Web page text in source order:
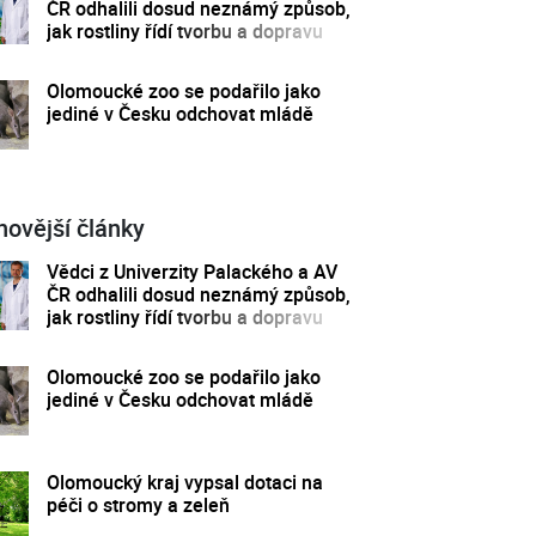
ČR odhalili dosud neznámý způsob,
jak rostliny řídí tvorbu a dopravu
Olomoucké zoo se podařilo jako
jediné v Česku odchovat mládě
články
Vědci z Univerzity Palackého a AV
ČR odhalili dosud neznámý způsob,
jak rostliny řídí tvorbu a dopravu
Olomoucké zoo se podařilo jako
jediné v Česku odchovat mládě
Olomoucký kraj vypsal dotaci na
péči o stromy a zeleň